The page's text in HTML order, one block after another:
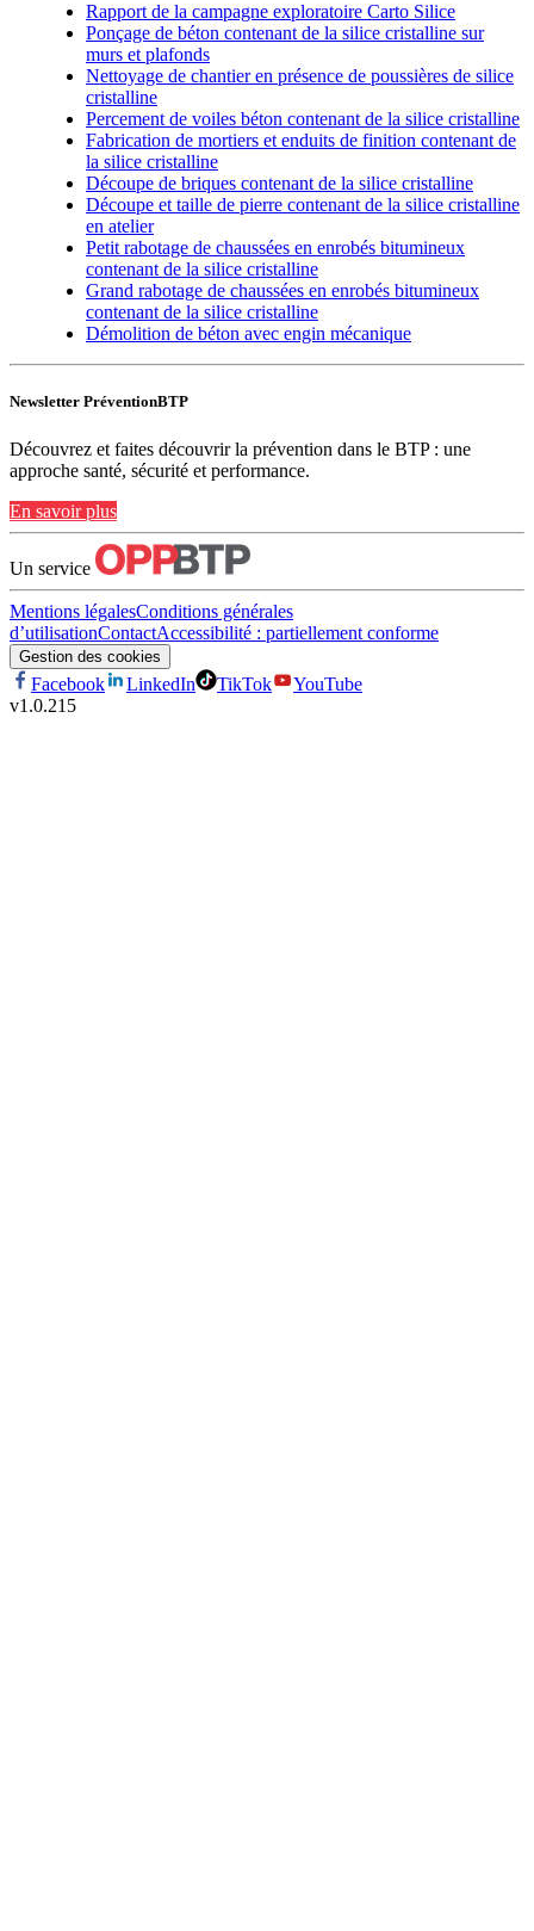
Rapport de la campagne exploratoire Carto Silice
Ponçage de béton contenant de la silice cristalline sur
murs et plafonds
Nettoyage de chantier en présence de poussières de silice
cristalline
Percement de voiles béton contenant de la silice cristalline
Fabrication de mortiers et enduits de finition contenant de
la silice cristalline
Découpe de briques contenant de la silice cristalline
Découpe et taille de pierre contenant de la silice cristalline
en atelier
Petit rabotage de chaussées en enrobés bitumineux
contenant de la silice cristalline
Grand rabotage de chaussées en enrobés bitumineux
contenant de la silice cristalline
Démolition de béton avec engin mécanique
Newsletter PréventionBTP
Découvrez et faites découvrir la prévention dans le BTP : une
approche santé, sécurité et performance.
En savoir plus
Un service
Mentions légalesConditions générales
d’utilisationContactAccessibilité : partiellement conforme
Gestion des cookies
Facebook LinkedIn TikTok
YouTube
v1.0.215